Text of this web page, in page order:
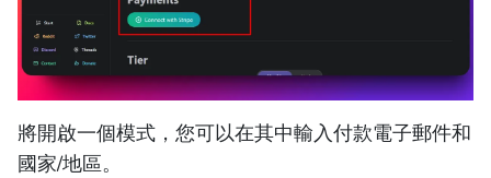
將開啟一個模式，您可以在其中輸入付款電子郵件和
國家/地區。